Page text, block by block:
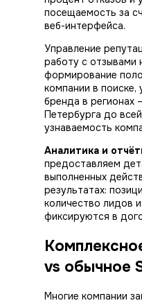
посещаемость за
веб-интерфейса.
Управление
работу с отзывами
формирование
компании в
бренда в регионах
Петербурга до
узнаваемость
Аналитика и
предоставляем
выполненных
результатах:
количество лидов и
фиксируются в
vs обычное
Многие компании